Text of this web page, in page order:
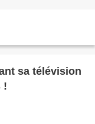
sa télévision
à travers des séries et des films !